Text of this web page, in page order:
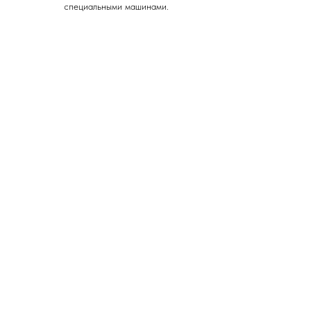
специальными машинами.